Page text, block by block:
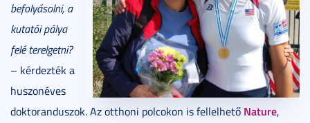
befolyásolni, a
kutatói pálya
felé terelgetni?
– kérdezték a
huszonéves
doktoranduszok. Az otthoni polcokon is fellelhető Nature,